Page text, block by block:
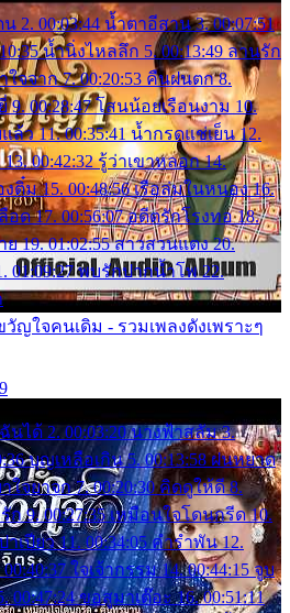
น 2. 00:03:44 น้ำตาอีสาน 3. 00:07:51
น้ำนิ่งไหลลึก 5. 00:13:49 ลานรัก
ใจจาก 7. 00:20:53 คืนฝนตก 8.
9. 00:28:47 โสนน้อยเรือนงาม 10.
ล้ว 11. 00:35:41 น้ำกรดแช่เย็น 12.
00:42:32 รู้ว่าเขาหลอก 14.
ติ๋ม 15. 00:48:56 เรือล่มในหนอง 16.
อด 17. 00:56:07 อดีตรักโรงทอ 18.
ย 19. 01:02:55 สาวสวนแตง 20.
01:09:27 พบรักปากน้ำโพ 22.
ใจคนเดิม - รวมเพลงดังเพราะๆ
นได้ 2. 00:03:20 นางฟ้าสลัม 3.
บุญเหลือเกิน 5. 00:13:58 ฝนหยาด
ใจยาจก 7. 00:20:30 คิดดูให้ดี 8.
ก 9. 00:27:35 เหมือนใจโดนกรีด 10.
เปียว 11. 00:34:05 คำรำพัน 12.
ใจเจ้ากรรม 14. 00:44:15 จูบ
00:47:24 ขอสูมาเต๊อะ 16. 00:51:11